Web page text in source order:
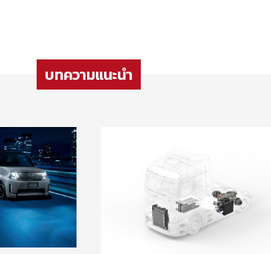
บทความแนะนำ